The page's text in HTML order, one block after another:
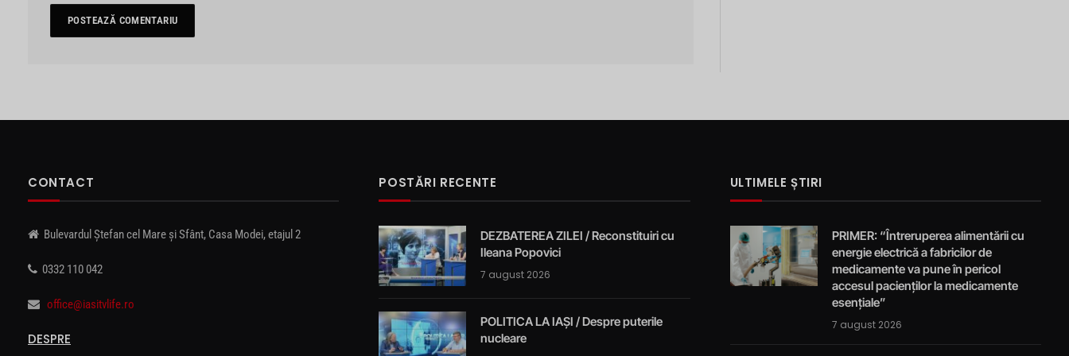
CONTACT
Bulevardul Ștefan cel Mare și Sfânt, Casa Modei, etajul 2
0332 110 042
office@iasitvlife.ro
DESPRE
POSTĂRI RECENTE
DEZBATEREA ZILEI / Reconstituiri cu
Ileana Popovici
7 august 2026
POLITICA LA IAȘI / Despre puterile
nucleare
ULTIMELE ȘTIRI
PRIMER: “Întreruperea alimentării cu
energie electrică a fabricilor de
medicamente va pune în pericol
accesul pacienților la medicamente
esențiale”
7 august 2026